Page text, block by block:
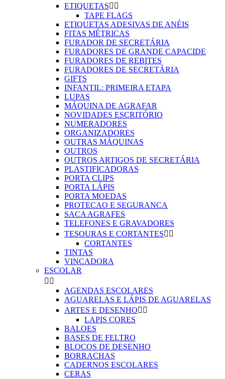
ETIQUETAS 
TAPE FLAGS
ETIQUETAS ADESIVAS DE ANÉIS
FITAS MÉTRICAS
FURADOR DE SECRETÁRIA
FURADORES DE GRANDE CAPACIDE
FURADORES DE REBITES
FURADORES DE SECRETÁRIA
GIFTS
INFANTIL: PRIMEIRA ETAPA
LUPAS
MÁQUINA DE AGRAFAR
NOVIDADES ESCRITÓRIO
NUMERADORES
ORGANIZADORES
OUTRAS MÁQUINAS
OUTROS
OUTROS ARTIGOS DE SECRETÁRIA
PLASTIFICADORAS
PORTA CLIPS
PORTA LÁPIS
PORTA MOEDAS
PROTECAO E SEGURANCA
SACA AGRAFES
TELEFONES E GRAVADORES
TESOURAS E CORTANTES 
CORTANTES
TINTAS
VINCADORA
ESCOLAR
 
AGENDAS ESCOLARES
AGUARELAS E LÁPIS DE AGUARELAS
ARTES E DESENHO 
LAPIS CORES
BALOES
BASES DE FELTRO
BLOCOS DE DESENHO
BORRACHAS
CADERNOS ESCOLARES
CERAS